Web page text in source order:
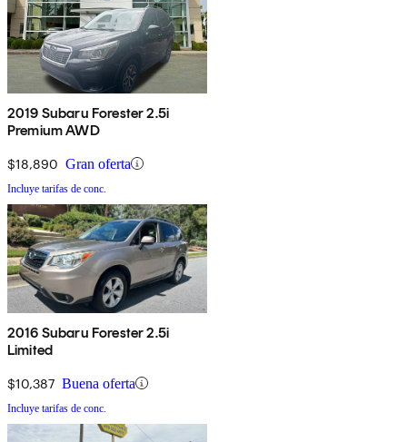
2019 Subaru Forester 2.5i
Premium AWD
$18,890 Gran oferta
Incluye tarifas de conc.
2016 Subaru Forester 2.5i
Limited
$10,387 Buena oferta
Incluye tarifas de conc.